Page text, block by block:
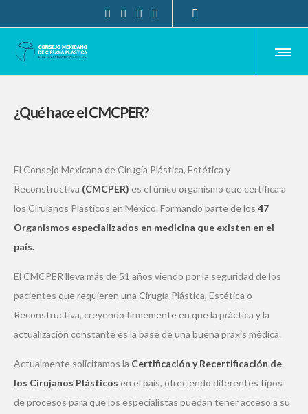
¿Qué hace el CMCPER?
El Consejo Mexicano de Cirugía Plástica, Estética y
Reconstructiva (CMCPER) es el único organismo que certifica a
los Cirujanos Plásticos en México. Formando parte de los 47
Organismos especializados en medicina que existen en el
país.
El CMCPER lleva más de 51 años viendo por la seguridad de los
pacientes que requieren una Cirugía Plástica, Estética o
Reconstructiva, creyendo firmemente en que la práctica y la
actualización constante es la base de una buena praxis médica.
Actualmente solicitamos la Certificación y Recertificación de
los Cirujanos Plásticos en el país, ofreciendo diferentes tipos
de procesos para que los especialistas puedan tener acceso a su